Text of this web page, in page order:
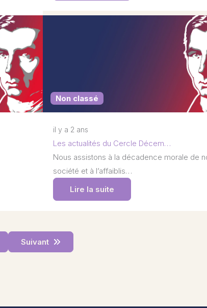
Non classé
il y a 2 ans
Les actualités du Cercle Décem…
Nous assistons à la décadence morale de
société et à l’affaiblis…
Lire la suite
Suivant